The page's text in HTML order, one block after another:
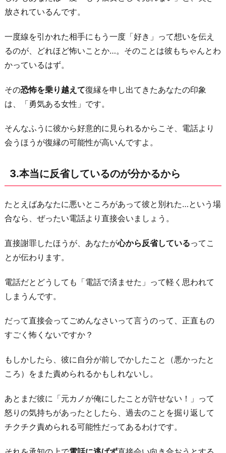
ら
次
別
れ
な
い
め
に
う
す
か
話
し
合
る
か
5.
「や
っ
ぱ
見
た
目
放されているんです。
一度線を引かれた相手にもう一度「好き」って想いを伝え
るのが、どれほど怖いことか…。そのことは彼もちゃんとわ
かっているはず。
その恐怖を乗り越えて復縁を申し出てきたあなたの印象
は、「勇気ある女性」です。
そんなふうに彼から好意的に見られるからこそ、電話より
会うほうが復縁の可能性が高いんですよ。
3.本当に反省しているのが分かるから
たとえばあなたに悪いところがあって彼と別れた…という場
合なら、ぜったい電話より直接会いましょう。
直接謝罪したほうが、あなたが心から反省しているってこ
とが伝わります。
電話だとどうしても「電話で済ませた」って軽く思われて
しまうんです。
だって直接会ってごめんなさいって言うのって、正直もの
すごく怖くないですか？
もしかしたら、彼に自分が前しでかしたこと（悪かったと
ころ）をまた責められるかもしれないし。
あとまだ彼に「元カノが俺にしたことが許せない！」って
怒りの気持ちがあったとしたら、過去のことを掘り返して
チクチク責められる可能性だってあるわけです。